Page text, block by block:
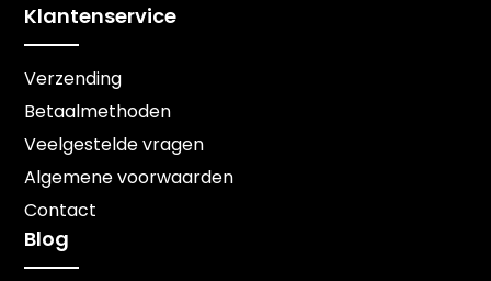
Klantenservice
Verzending
Betaalmethoden
Veelgestelde vragen
Algemene voorwaarden
Contact
Blog